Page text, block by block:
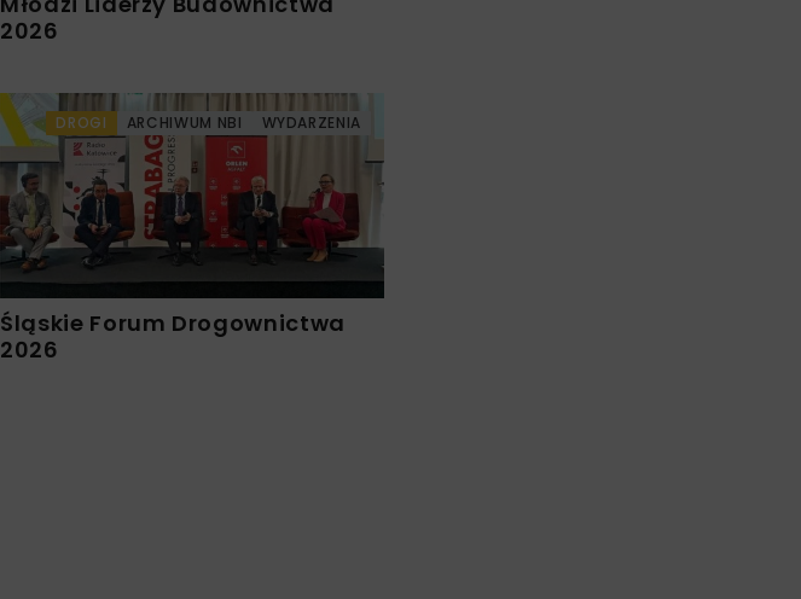
2026
DROGI ARCHIWUM NBI WYDARZENIA
Śląskie Forum Drogownictwa
2026